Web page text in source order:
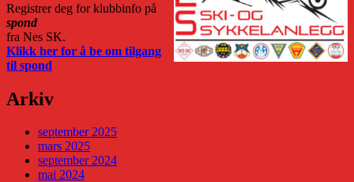
Registrer deg for klubbinfo på
spond
fra Nes SK.
Klikk her for å be om tilgang
til spond
Arkiv
september 2025
mars 2025
september 2024
mai 2024